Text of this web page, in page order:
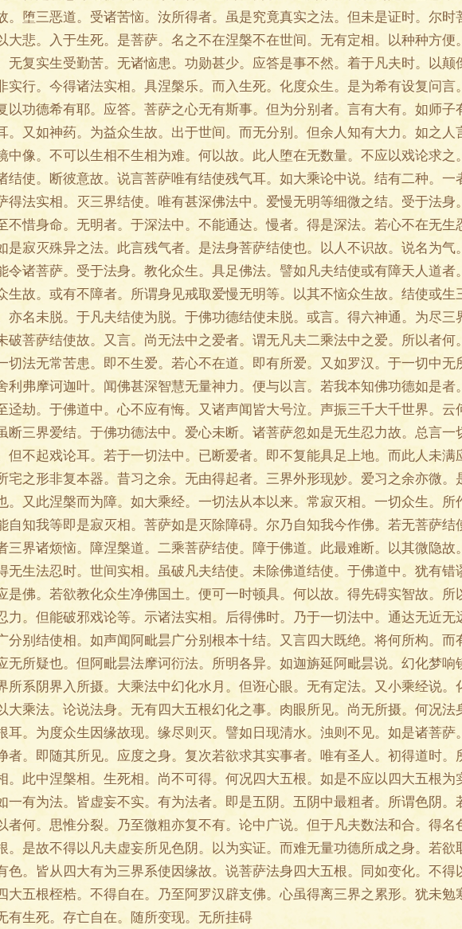
。堕三恶道。受诸苦恼。汝所得者。虽是究竟真实之法。但未是证时。尔时
大悲。入于生死。是菩萨。名之不在涅槃不在世间。无有定相。以种种方便
无复实生受勤苦。无诸恼患。功勋甚少。应答是事不然。着于凡夫时。以颠
实行。今得诸法实相。具涅槃乐。而入生死。化度众生。是为希有设复问言
以功德希有耶。应答。菩萨之心无有斯事。但为分别者。言有大有。如师子
。又如神药。为益众生故。出于世间。而无分别。但余人知有大力。如之人
中像。不可以生相不生相为难。何以故。此人堕在无数量。不应以戏论求之
结使。断彼意故。说言菩萨唯有结使残气耳。如大乘论中说。结有二种。一
得法实相。灭三界结使。唯有甚深佛法中。爱慢无明等细微之结。受于法身
不惜身命。无明者。于深法中。不能通达。慢者。得是深法。若心不在无生
是寂灭殊异之法。此言残气者。是法身菩萨结使也。以人不识故。说名为气
令诸菩萨。受于法身。教化众生。具足佛法。譬如凡夫结使或有障天人道者
生故。或有不障者。所谓身见戒取爱慢无明等。以其不恼众生故。结使或生
亦名未脱。于凡夫结使为脱。于佛功德结使未脱。或言。得六神通。为尽三
破菩萨结使故。又言。尚无法中之爱者。谓无凡夫二乘法中之爱。所以者何
切法无常苦患。即不生爱。若心不在道。即有所爱。又如罗汉。于一切中无
利弗摩诃迦叶。闻佛甚深智慧无量神力。便与以言。若我本知佛功德如是者
迳劫。于佛道中。心不应有悔。又诸声闻皆大号泣。声振三千大千世界。云
断三界爱结。于佛功德法中。爱心未断。诸菩萨忽如是无生忍力故。总言一
但不起戏论耳。若于一切法中。已断爱者。即不复能具足上地。而此人未满
宅之形非复本器。昔习之余。无由得起者。三界外形现妙。爱习之余亦微。
。又此涅槃而为障。如大乘经。一切法从本以来。常寂灭相。一切众生。所
自知我等即是寂灭相。菩萨如是灭除障碍。尔乃自知我今作佛。若无菩萨结
三界诸烦恼。障涅槃道。二乘菩萨结使。障于佛道。此最难断。以其微隐故
无生法忍时。世间实相。虽破凡夫结使。未除佛道结使。于佛道中。犹有错
是佛。若欲教化众生净佛国土。便可一时顿具。何以故。得先碍实智故。所
力。但能破邪戏论等。示诸法实相。后得佛时。乃于一切法中。通达无近无
分别结使相。如声闻阿毗昙广分别根本十结。又言四大既绝。将何所构。而
无所疑也。但阿毗昙法摩诃衍法。所明各异。如迦旃延阿毗昙说。幻化梦响
所系阴界入所摄。大乘法中幻化水月。但诳心眼。无有定法。又小乘经说。
大乘法。论说法身。无有四大五根幻化之事。肉眼所见。尚无所摄。何况法
耳。为度众生因缘故现。缘尽则灭。譬如日现清水。浊则不见。如是诸菩萨
者。即随其所见。应度之身。复次若欲求其实事者。唯有圣人。初得道时。
。此中涅槃相。生死相。尚不可得。何况四大五根。如是不应以四大五根为
一有为法。皆虚妄不实。有为法者。即是五阴。五阴中最粗者。所谓色阴。
者何。思惟分裂。乃至微粗亦复不有。论中广说。但于凡夫数法和合。得名
。是故不得以凡夫虚妄所见色阴。以为实证。而难无量功德所成之身。若欲
色。皆从四大有为三界系使因缘故。说菩萨法身四大五根。同如变化。不得
大五根桎梏。不得自在。乃至阿罗汉辟支佛。心虽得离三界之累形。犹未勉
有生死。存亡自在。随所变现。无所挂碍